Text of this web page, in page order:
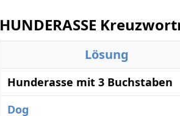
HUNDERASSE
Lösung
Hunderasse mit 3 Buchstaben
Dog